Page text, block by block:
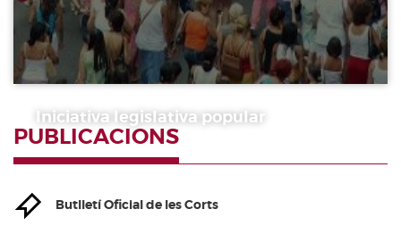
Iniciativa legislativa popular
PUBLICACIONS
Butlletí Oficial de les Corts